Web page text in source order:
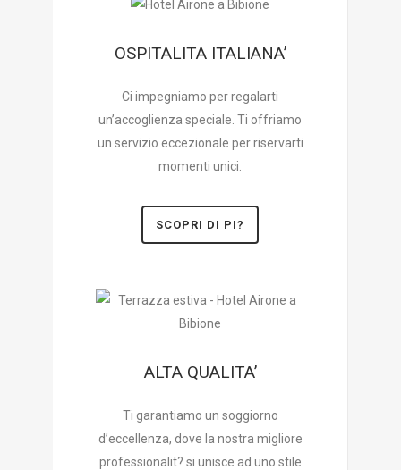
OSPITALITA ITALIANA’
Ci impegniamo per regalarti
un’accoglienza speciale. Ti offriamo
un servizio eccezionale per riservarti
momenti unici.
SCOPRI DI PI?
ALTA QUALITA’
Ti garantiamo un soggiorno
d’eccellenza, dove la nostra migliore
professionalit? si unisce ad uno stile